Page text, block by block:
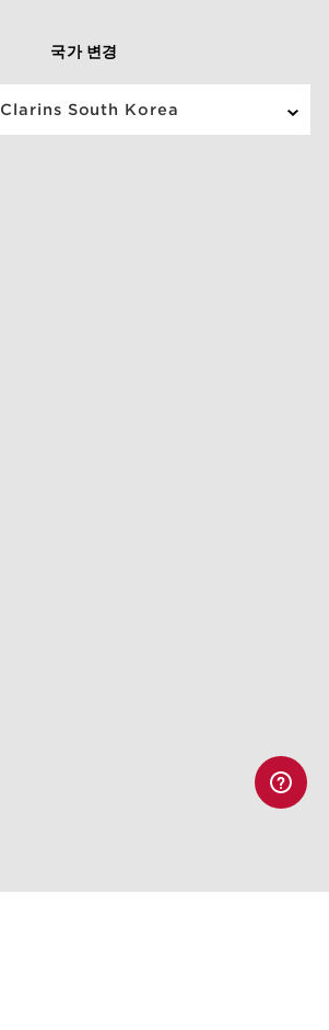
국가 변경
Clarins South Korea